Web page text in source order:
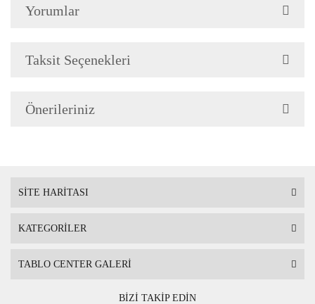
Nakliye sırasında hasar
Yorumlar
Taksit Seçenekleri
Önerileriniz
SİTE HARİTASI
KATEGORİLER
TABLO CENTER GALERİ
BİZİ TAKİP EDİN